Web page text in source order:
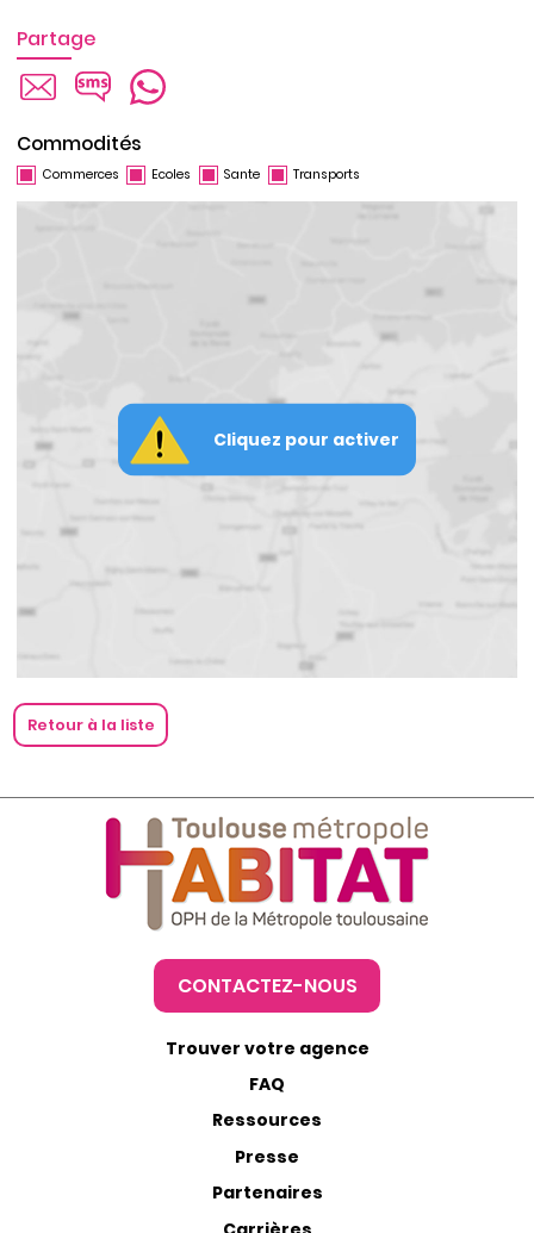
Partage
Commodités
Commerces Ecoles Sante Transports
Cliquez pour activer
Retour à la liste
CONTACTEZ-NOUS
Trouver votre agence
FAQ
Ressources
Presse
Partenaires